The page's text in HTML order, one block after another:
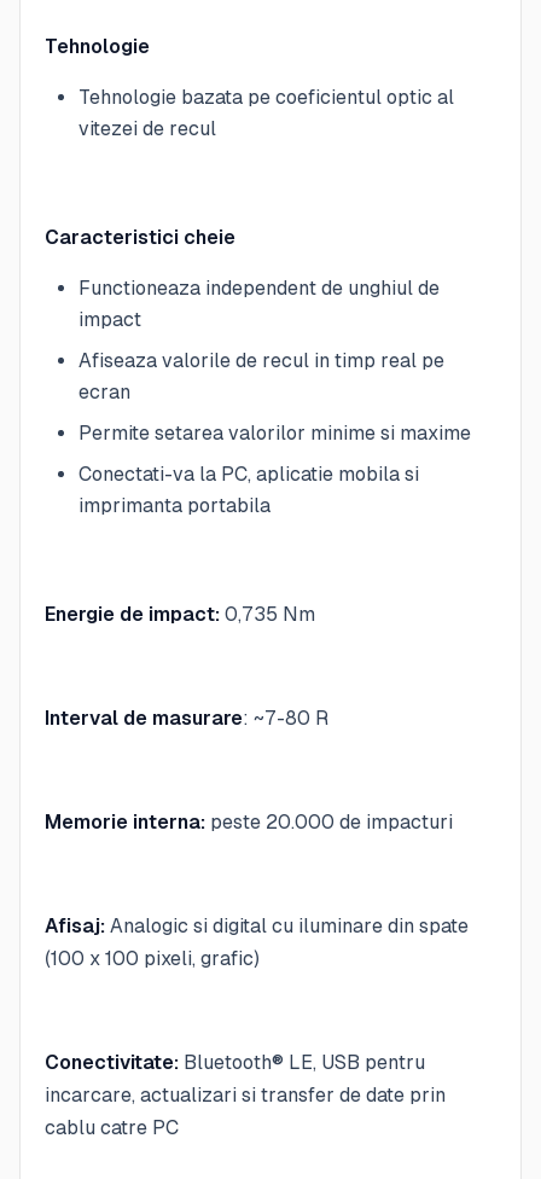
Tehnologie
Tehnologie bazata pe coeficientul optic al
vitezei de recul
Caracteristici cheie
Functioneaza independent de unghiul de
impact
Afiseaza valorile de recul in timp real pe
ecran
Permite setarea valorilor minime si maxime
Conectati-va la PC, aplicatie mobila si
imprimanta portabila
Energie de impact: 0,735 Nm
Interval de masurare: ~7-80 R
Memorie interna: peste 20.000 de impacturi
Afisaj: Analogic si digital cu iluminare din spate
(100 x 100 pixeli, grafic)
Conectivitate: Bluetooth® LE, USB pentru
incarcare, actualizari si transfer de date prin
cablu catre PC